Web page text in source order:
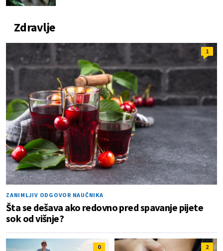
Zdravlje
1
ZANIMLJIV ODGOVOR NAUČNIKA
Šta se dešava ako redovno pred spavanje pijete
sok od višnje?
0 2